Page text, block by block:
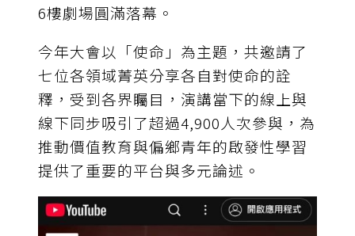
6樓劇場圓滿落幕。
今年大會以「使命」為主題，共邀請了
七位各領域菁英分享各自對使命的詮
釋，受到各界矚目，演講當下的線上與
線下同步吸引了超過4,900人次參與，為
推動價值教育與偏鄉青年的啟發性學習
提供了重要的平台與多元論述。